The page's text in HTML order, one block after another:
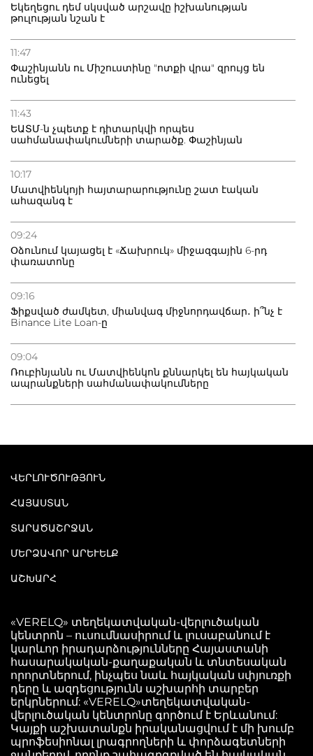
Եկեղեցու դեմ սկսված արշավը իշխանության
թուլության նշան է
11:47
Փաշինյանն ու Միշուստինը "ոտքի վրա" զրույց են
ունեցել
11:43
ԵԱՏՄ-ն չպետք է դիտարկվի որպես
սահմանափակումների տարածք. Փաշինյան
10:17
Մատվիենկոյի հայտարարությունը շատ էական
ահազանգ է
09:24
Օձունում կայացել է «Ճախրուկ» միջազգային 6-րդ
փառատոնը
09:16
Ֆիքսված ժամկետ, միանվագ միջնորդավճար․ ի՞նչ է
Binance Lite Loan-ը
09:04
Ռուբինյանն ու Մատվիենկոն քննարկել են հայկական
ապրանքների սահմանափակումները
ՎԵՐԼՈՒԾՈՒԹՅՈՒՆ
ՀԱՅԱՍՏԱՆ
ՏԱՐԱԾԱՇՐՋԱՆ
ՄԵՐՁԱՎՈՐ ԱՐԵՒԵԼՔ
ԱՇԽԱՐՀ
«VERELQ» տեղեկատվական-վերլուծական
կենտրոն – ուսումնասիրում և լուսաբանում է
կարևոր իրադարձությունները Հայաստանի
հասարակական-քաղաքական և տնտեսական
որորտներում, ինչպես նաև հայկական սփյուռքի
դերը և ազդեցությունն աշխարհի տարբեր
երկրներում: «VERELQ»տեղեկատվական-
վերլուծական կենտրոնը գործում է Երևանում:
Կայքի աշխատանքն իրականացվում է մի խումբ
պրոֆեսիոնալ լրագրողների և փորձագետների